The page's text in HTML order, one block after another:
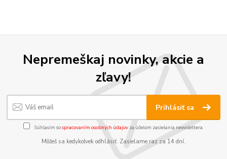
Nepremeškaj novinky, akcie a
zľavy!
Prihlásiť sa
Súhlasím sospracovaním osobných údajov za účelom zasielania newslettera.
Môžeš sa kedykoľvek odhlásiť. Zasielame raz za 14 dní.